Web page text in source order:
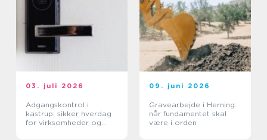
03. juli 2026
Adgangskontrol i
kastrup: sikker hverdag
for virksomheder og
09. juni 2026
Gravearbejde i Herning:
når fundamentet skal
være i orden